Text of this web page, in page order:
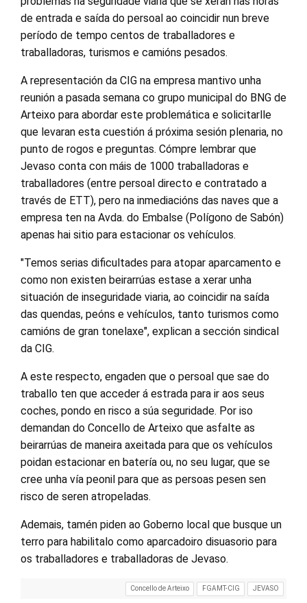
de entrada e saída do persoal ao coincidir nun breve
período de tempo centos de traballadores e
traballadoras, turismos e camións pesados.
A representación da CIG na empresa mantivo unha
reunión a pasada semana co grupo municipal do BNG de
Arteixo para abordar este problemática e solicitarlle
que levaran esta cuestión á próxima sesión plenaria, no
punto de rogos e preguntas. Cómpre lembrar que
Jevaso conta con máis de 1000 traballadoras e
traballadores (entre persoal directo e contratado a
través de ETT), pero na inmediacións das naves que a
empresa ten na Avda. do Embalse (Polígono de Sabón)
apenas hai sitio para estacionar os vehículos.
"Temos serias dificultades para atopar aparcamento e
como non existen beirarrúas estase a xerar unha
situación de inseguridade viaria, ao coincidir na saída
das quendas, peóns e vehículos, tanto turismos como
camións de gran tonelaxe", explican a sección sindical
da CIG.
A este respecto, engaden que o persoal que sae do
traballo ten que acceder á estrada para ir aos seus
coches, pondo en risco a súa seguridade. Por iso
demandan do Concello de Arteixo que asfalte as
beirarrúas de maneira axeitada para que os vehículos
poidan estacionar en batería ou, no seu lugar, que se
cree unha vía peonil para que as persoas pesen sen
risco de seren atropeladas.
Ademais, tamén piden ao Goberno local que busque un
terro para habilitalo como aparcadoiro disuasorio para
os traballadores e traballadoras de Jevaso.
Concello de Arteixo FGAMT-CIG JEVASO